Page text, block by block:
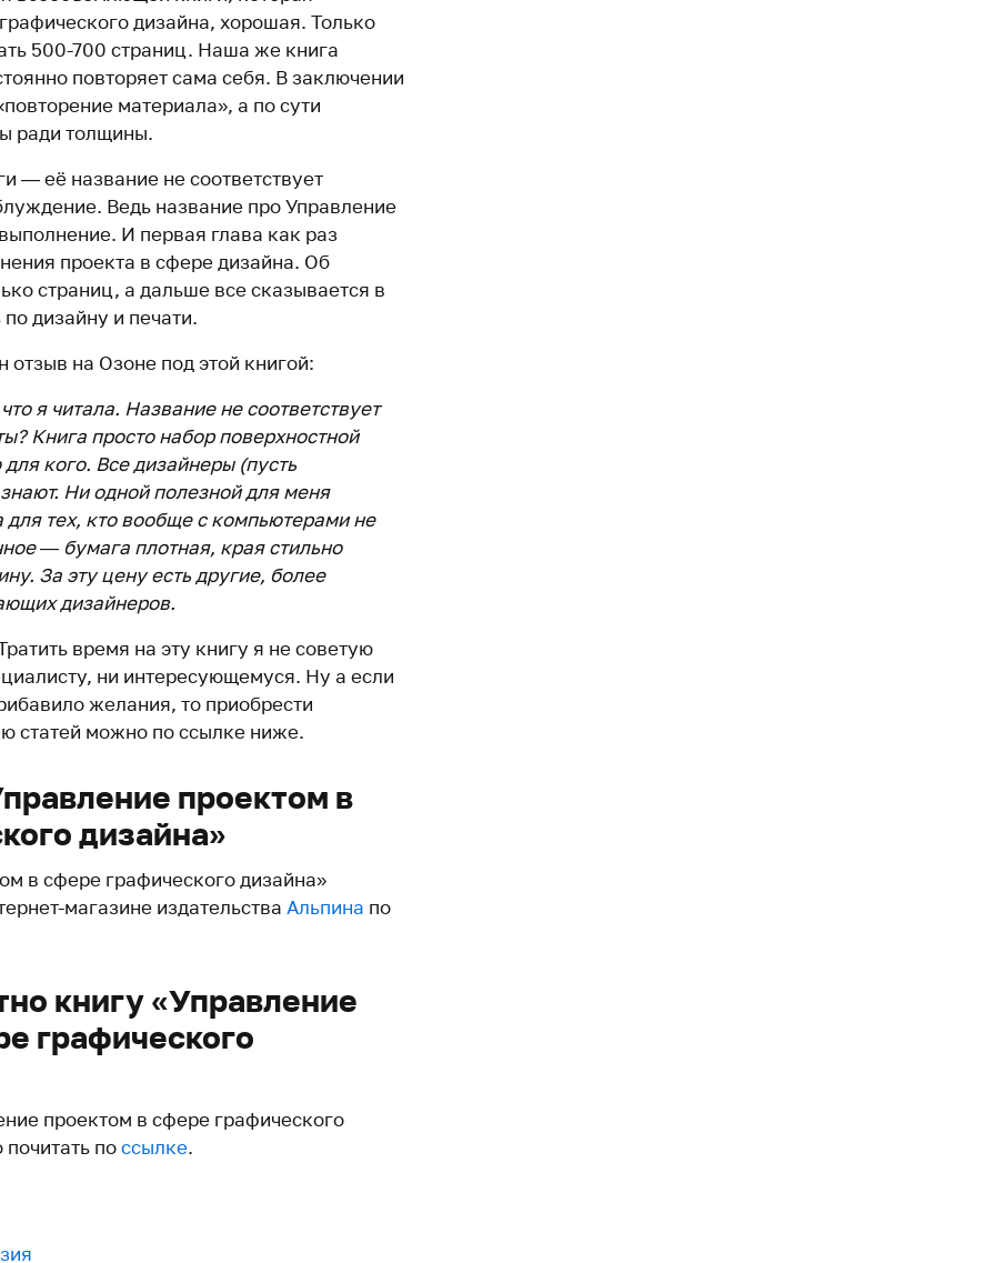
дизайна, хорошая. Только
500-700 страниц. Наша же книга
повторяет сама себя. В заключении
материала», а по сути
ради толщины.
— её название не соответствует
Ведь название про Управление
И первая глава как раз
проекта в сфере дизайна. Об
страниц, а дальше все сказывается в
дизайну и печати.
на Озоне под этой книгой:
я читала. Название не соответствует
Книга просто набор поверхностной
кого. Все дизайнеры (пусть
Ни одной полезной для меня
тех, кто вообще с компьютерами не
— бумага плотная, края стильно
За эту цену есть другие, более
дизайнеров.
время на эту книгу я не советую
ни интересующемуся. Ну а если
желания, то приобрести
статей можно по ссылке ниже.
проектом в
дизайна»
в сфере графического дизайна»
магазине издательства Альпина по
книгу «Управление
графического
проектом в сфере графического
поссылке.